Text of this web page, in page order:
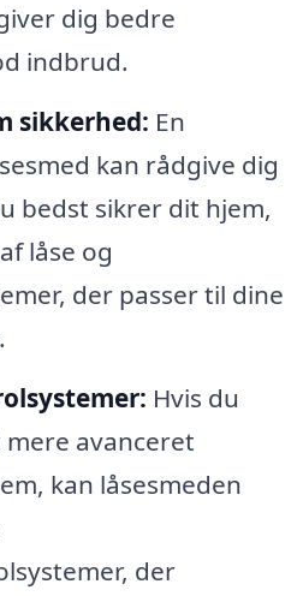
dig bedre
indbrud.
sikkerhed: En
kan rådgive dig
bedst sikrer dit hjem,
låse og
der passer til dine
Hvis du
avanceret
kan låsesmeden
der